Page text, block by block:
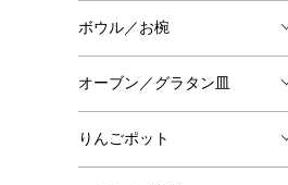
ボウル／お椀
オーブン／グラタン皿
りんごポット